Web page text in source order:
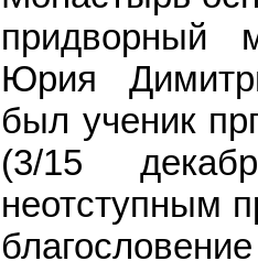
придворный
Юрия
был ученик
(3/15
неотступным